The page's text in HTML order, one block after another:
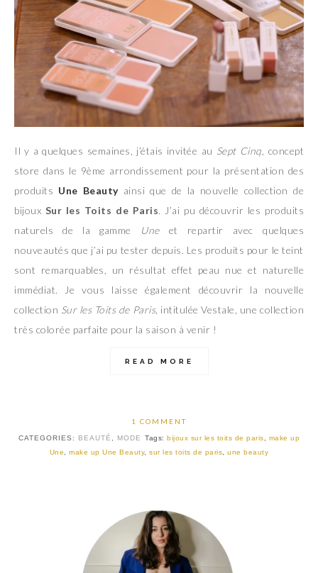
Il y a quelques semaines, j’étais invitée au Sept Cinq , concept
store dans le 9ème arrondissement pour la présentation des
produits Une Beautyainsi que de la nouvelle collection de
bijoux Sur les Toits de Paris. J’ai pu découvrir les produits
naturels de la gamme
Uneet repartir avec quelques
nouveautés que j’ai pu tester depuis. Les produits pour le teint
sont remarquables, un résultat effet peau nue et naturelle
immédiat. Je vous laisse également découvrir la nouvelle
collection Sur les Toits de Paris, intitulée Vestale, une collection
très colorée parfaite pour la saison à venir !
READ MORE
1 COMMENT
CATEGORIES: BEAUTÉ MODE Tags: bijoux sur les toits de paris
make up
Une
,make up Une Beauty,sur les toits de paris ,une beauty